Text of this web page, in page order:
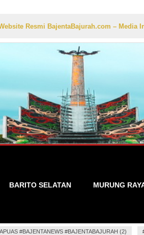
BajentaBajurah.com – Media Informasi
BARITO SELATAN MURUNG
#BAJENTANEWS #BAJENTABAJURAH (2)